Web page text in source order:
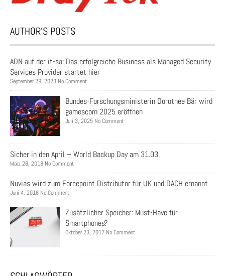
AUTHOR’S POSTS
ADN auf der it-sa: Das erfolgreiche Business als Managed Security
Services Provider startet hier
September 29, 2023 No Comment
Bundes-Forschungsministerin Dorothee Bär wird
gamescom 2025 eröffnen
Juli 3, 2025 No Comment
Sicher in den April – World Backup Day am 31.03.
März 28, 2018 No Comment
Nuvias wird zum Forcepoint Distributor für UK und DACH ernannt
Juni 4, 2018 No Comment
Zusätzlicher Speicher: Must-Have für
Smartphones?
Oktober 23, 2017 No Comment